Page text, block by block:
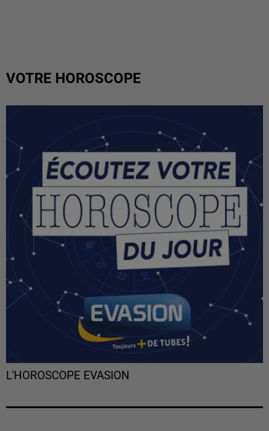
VOTRE HOROSCOPE
L'HOROSCOPE EVASION